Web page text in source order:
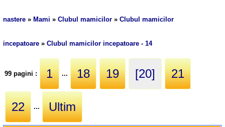
nastere » Mami »Clubul mamicilor »Clubul mamicilor
incepatoare »Clubul mamicilor incepatoare - 14
99 pagini : 1 ... 18 19 [20] 21
22 ... Ultim